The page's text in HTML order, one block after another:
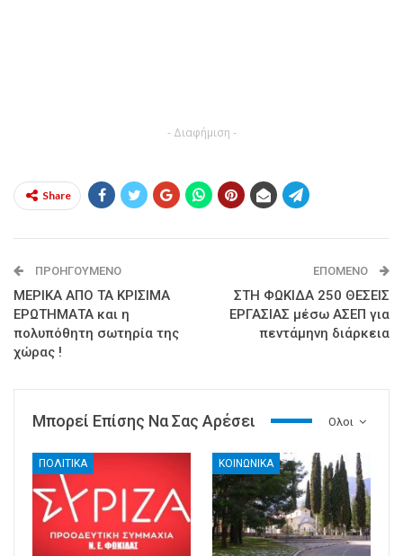
- Διαφήμιση -
Share
ΠΡΟΗΓΟΎΜΕΝΟ
ΜΕΡΙΚΑ ΑΠΟ ΤΑ ΚΡΙΣΙΜΑ
ΕΡΩΤΗΜΑΤΑ και η
πολυπόθητη σωτηρία της
χώρας !
ΕΠΌΜΕΝΟ
ΣΤΗ ΦΩΚΙΔΑ 250 ΘΕΣΕΙΣ
ΕΡΓΑΣΙΑΣ μέσω ΑΣΕΠ για
πεντάμηνη διάρκεια
Ολοι
Μπορεί Επίσης Να Σας Αρέσει
ΠΟΛΙΤΙΚΑ ΚΟΙΝΩΝΙΚΑ